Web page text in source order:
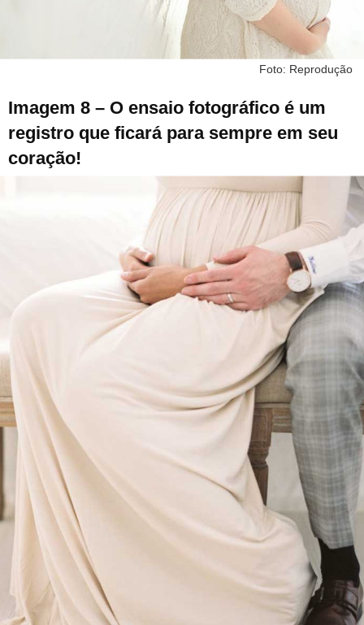
Foto: Reprodução
Imagem 8 – O ensaio fotográfico é um
registro que ficará para sempre em seu
coração!